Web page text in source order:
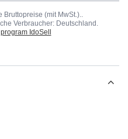
Bruttopreise (mit MwSt.)..
Verbraucher: Deutschland .